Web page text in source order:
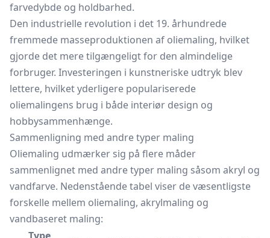
farvedybde og holdbarhed.
Den industrielle revolution i det 19. århundrede
fremmede masseproduktionen af oliemaling, hvilket
gjorde det mere tilgængeligt for den almindelige
forbruger. Investeringen i kunstneriske udtryk blev
lettere, hvilket yderligere populariserede
oliemalingens brug i både interiør design og
hobbysammenhænge.
Sammenligning med andre typer maling
Oliemaling udmærker sig på flere måder
sammenlignet med andre typer maling såsom akryl og
vandfarve. Nedenstående tabel viser de væsentligste
forskelle mellem oliemaling, akrylmaling og
vandbaseret maling: